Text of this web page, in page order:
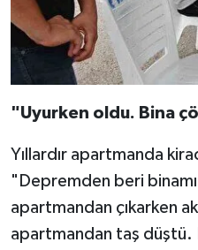
"Uyurken oldu. Bina
Yıllardır apartmanda
"Depremden beri
apartmandan çıkarken
apartmandan taş düştü.